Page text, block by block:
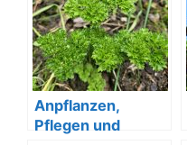
Anpflanzen,
Pflegen und